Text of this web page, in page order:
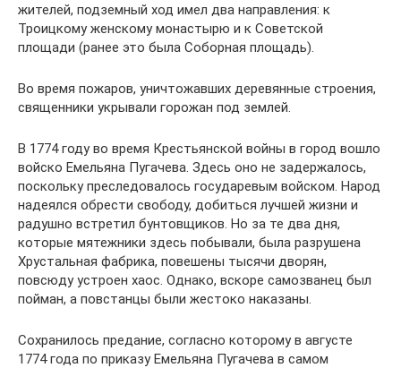
жителей, подземный ход имел два направления: к
Троицкому женскому монастырю и к Советской
площади (ранее это была Соборная площадь).
Во время пожаров, уничтожавших деревянные строения,
священники укрывали горожан под землей.
В 1774 году во время Крестьянской войны в город вошло
войско Емельяна Пугачева. Здесь оно не задержалось,
поскольку преследовалось государевым войском. Народ
надеялся обрести свободу, добиться лучшей жизни и
радушно встретил бунтовщиков. Но за те два дня,
которые мятежники здесь побывали, была разрушена
Хрустальная фабрика, повешены тысячи дворян,
повсюду устроен хаос. Однако, вскоре самозванец был
пойман, а повстанцы были жестоко наказаны.
Сохранилось предание, согласно которому в августе
1774 года по приказу Емельяна Пугачева в самом